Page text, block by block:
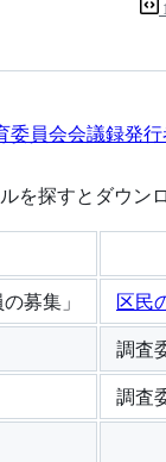
委員会会議録発
を探すとダウン
募集」
区民
調査
調査